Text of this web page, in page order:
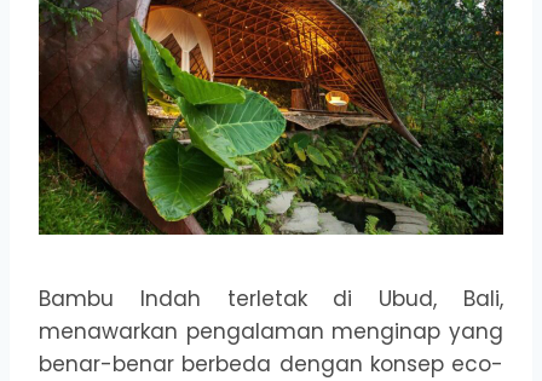
Bambu Indah terletak di Ubud, Bali,
menawarkan pengalaman menginap yang
benar-benar berbeda dengan konsep eco-